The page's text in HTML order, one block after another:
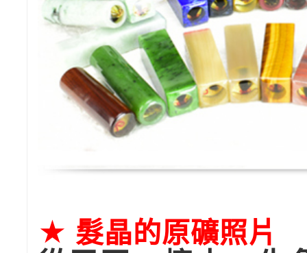
★ 髮晶的原礦照片